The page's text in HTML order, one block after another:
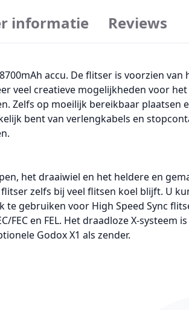
accu. De flitser is voorzien
veel creatieve mogelijkheden voor
Zelfs op moeilijk bereikbaar plaatsen
bent van verlengkabels en
het draaiwiel en het heldere en
zelfs bij veel flitsen koel blijft. U
gebruiken voor High Speed Sync
en FEL. Het draadloze X-systeem
Godox X1 als zender.
informatie Reviews